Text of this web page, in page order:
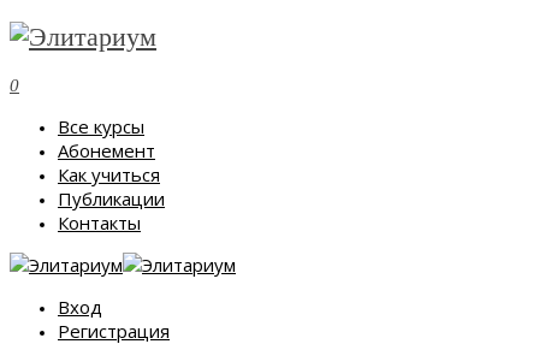
0
Все курсы
Абонемент
Как учиться
Публикации
Контакты
Вход
Регистрация